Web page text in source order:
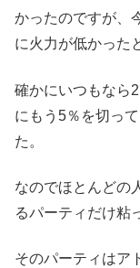
かったのですが、
に火力が低かった
確かにいつもなら
にもう5％を切っ
た。
なのでほとんどの
るパーティだけ粘
そのパーティはア